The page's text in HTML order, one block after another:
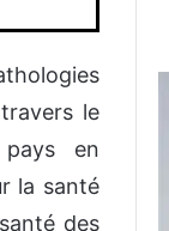
le
pays en
la santé
des